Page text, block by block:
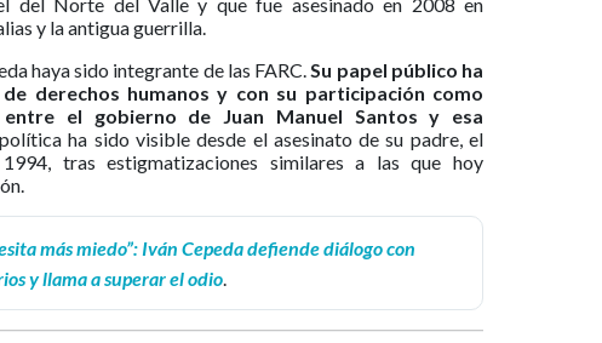
y la antigua guerrilla.
haya sido integrante de las FARC.Su papel público ha
derechos humanos y con su participación como
el gobierno de Juan Manuel Santos y esa
ha sido visible desde el asesinato de su padre, el
tras estigmatizaciones similares a las que hoy
más miedo”: Iván Cepeda defiende diálogo con
y llama a superar el odio.